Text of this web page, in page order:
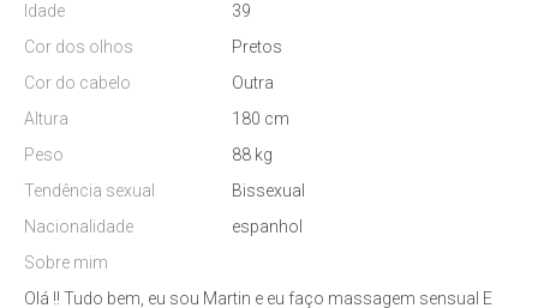
Idade
39
Cor dos olhos
Pretos
Cor do cabelo
Outra
Altura
180 cm
Peso
88 kg
Tendência sexual
Bissexual
Nacionalidade
espanhol
Sobre mim
Olá !! Tudo bem, eu sou Martin e eu faço massagem sensual E